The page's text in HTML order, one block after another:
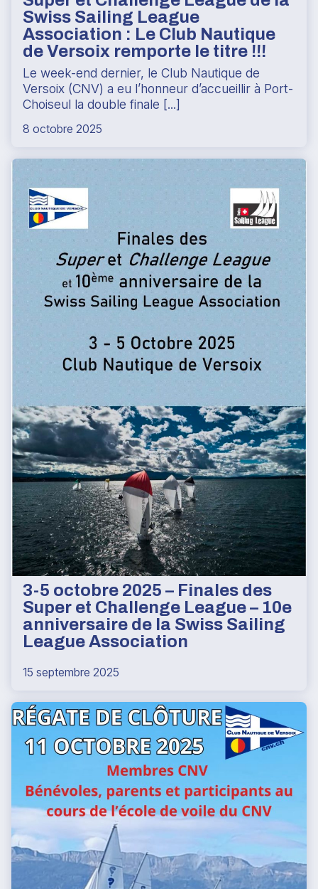
Swiss Sailing League
Association : Le Club Nautique
de Versoix remporte le titre !!!
Le week-end dernier, le Club Nautique de
Versoix (CNV) a eu l’honneur d’accueillir à Port-
Choiseul la double finale [...]
8 octobre 2025
3-5 octobre 2025 – Finales des
Super et Challenge League – 10e
anniversaire de la Swiss Sailing
League Association
15 septembre 2025